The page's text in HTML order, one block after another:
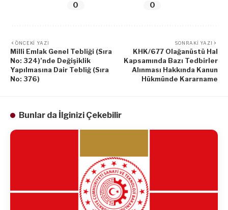
0 0
ÖNCEKI YAZI
Milli Emlak Genel Tebliği (Sıra
No: 324)’nde Değişiklik
Yapılmasına Dair Tebliğ (Sıra
No: 376)
SONRAKI YAZI
KHK/677 Olağanüstü Hal
Kapsamında Bazı Tedbirler
Alınması Hakkında Kanun
Hükmünde Kararname
Bunlar da İlginizi Çekebilir